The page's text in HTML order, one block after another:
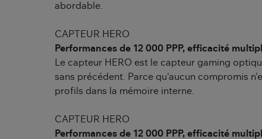
abordable.
CAPTEUR HERO
Performances de 12 000 PPP, efficacité
Le capteur HERO est le capteur gaming
sans précédent. Parce qu'aucun compromis
profils dans la mémoire interne.
CAPTEUR HERO
Performances de 12 000 PPP, efficacité